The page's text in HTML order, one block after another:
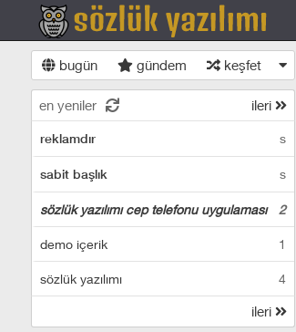
bugün gündem keşfet
en yeniler ileri
reklamdır s
sabit başlık s
sözlük yazılımı cep telefonu uygulaması 2
demo içerik 1
sözlük yazılımı 4
ileri